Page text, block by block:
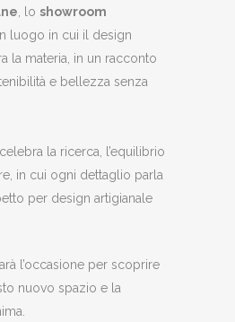
, lo showroom
luogo in cui il design
la materia, in un racconto
e bellezza senza
la ricerca, l’equilibrio
in cui ogni dettaglio parla
per design artigianale
l’occasione per scoprire
nuovo spazio e la